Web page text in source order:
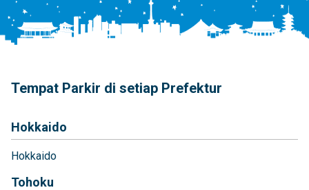
Tempat Parkir di setiap Prefektur
Hokkaido
Hokkaido
Tohoku